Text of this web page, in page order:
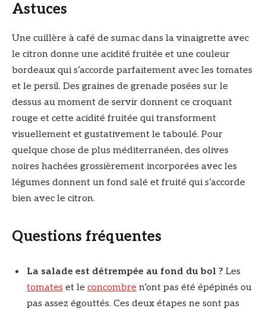
Astuces
Une cuillère à café de sumac dans la vinaigrette avec
le citron donne une acidité fruitée et une couleur
bordeaux qui s’accorde parfaitement avec les tomates
et le persil. Des graines de grenade posées sur le
dessus au moment de servir donnent ce croquant
rouge et cette acidité fruitée qui transforment
visuellement et gustativement le taboulé. Pour
quelque chose de plus méditerranéen, des olives
noires hachées grossièrement incorporées avec les
légumes donnent un fond salé et fruité qui s’accorde
bien avec le citron.
Questions fréquentes
La salade est détrempée au fond du bol ? Les
tomates et le concombre n’ont pas été épépinés ou
pas assez égouttés. Ces deux étapes ne sont pas